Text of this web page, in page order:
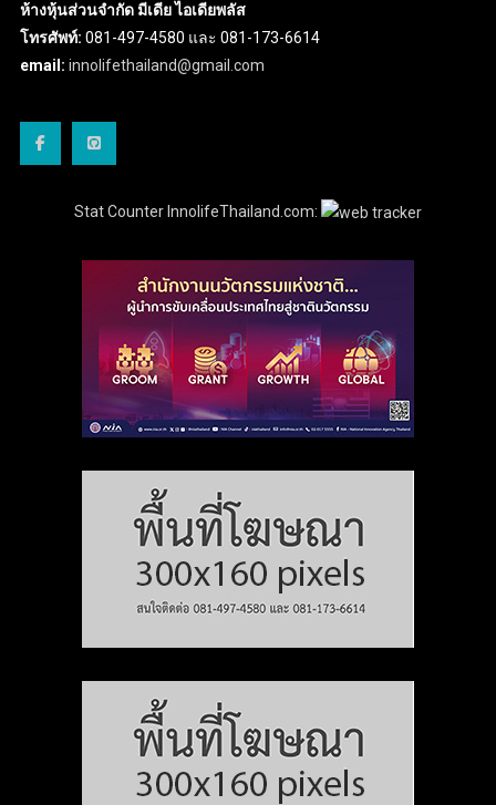
ห้างหุ้นส่วนจำกัด มีเดีย ไอเดียพลัส
โทรศัพท์: 081-497-4580 และ 081-173-6614
email: innolifethailand@gmail.com
Stat Counter InnolifeThailand.com: